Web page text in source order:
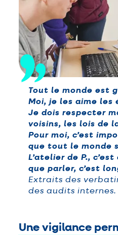
Tout le monde est
Moi, je les aime les
Je dois respecter
voisins, les lois de
Pour moi, c’est
que tout le monde
L’atelier de P.,
que parler, c’est
Extraits des
des audits internes.
Une vigilance